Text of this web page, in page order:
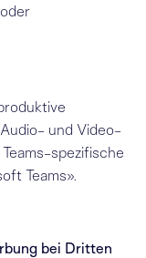
und Video-
spezifische
Teams».
bei Dritten